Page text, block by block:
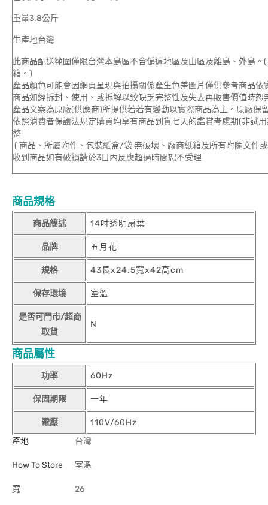
重量3.8公斤
生產地台灣
此商品配送範圍僅限台灣本島區不含偏遠地區及山區及離島、外島
箱。)
產品顏色可能會因網頁呈現與拍攝關係產生色差圖片僅供參考商品依
商品如經拆封、使用、或拆解以致缺乏完整性及失去再販售價值時恕
產品文案為原廠(供應商)所提供若若有變動以實際商品為主。原廠保
依照消費者保護法規定購買均享有商品到貨七天的鑑賞考慮期(非試
整
( 商品、所屬附件、包裝紙盒/袋 無破壞、廠商紙箱及所有附隨文件
收到商品如有破損請於3日內反應超過時間恕不受理
商品規格
商品簡述 14吋透明扇葉
品牌 五月花
規格 43長x24.5寬x42高cm
保存環境 室溫
是否可門市/超商
取貨
N
商品屬性
功率 60Hz
保固期限 一年
電壓
110V/60Hz
產地
台灣
How To Store 室溫
寬 26